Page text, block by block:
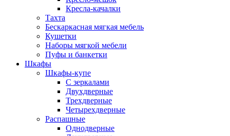
Кресла-качалки
Тахта
Бескаркасная мягкая мебель
Кушетки
Наборы мягкой мебели
Пуфы и банкетки
Шкафы
Шкафы-купе
С зеркалами
Двухдверные
Трехдверные
Четырехдверные
Распашные
Однодверные